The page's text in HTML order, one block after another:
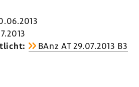
BAnz AT 29.07.2013 B3